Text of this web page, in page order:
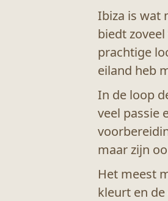
Ibiza is wat
biedt
prachtige
eiland heb
In de loop
veel passie
maar zijn
Het meest
kleurt en